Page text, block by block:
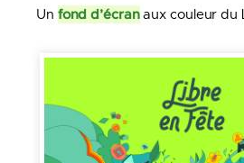
Un fond d’écranaux couleur du